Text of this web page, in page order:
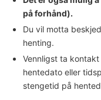
på forhånd).
Du vil motta
henting.
Vennligst ta
hentedato eller
stengetid på